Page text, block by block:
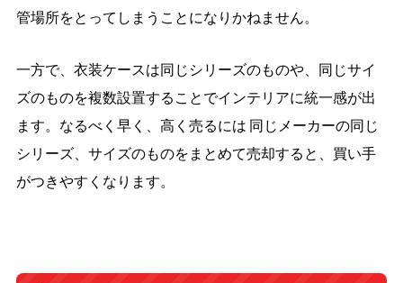
管場所をとってしまうことになりかねません。
一方で、衣装ケースは同じシリーズのものや、同じサイ
ズのものを複数設置することでインテリアに統一感が出
ます。なるべく早く、高く売るには 同じメーカーの同じ
シリーズ、サイズのものをまとめて売却すると、買い手
がつきやすくなります。